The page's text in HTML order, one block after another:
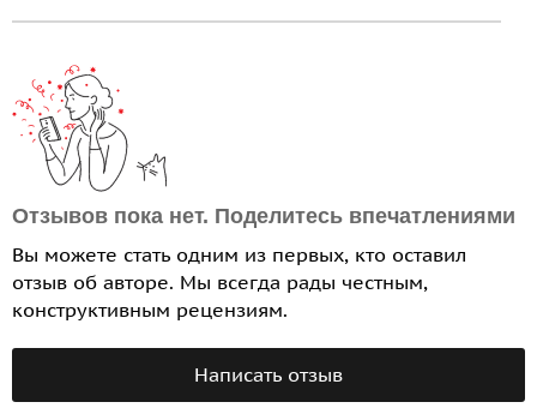
Отзывов пока нет. Поделитесь впечатлениями
Вы можете стать одним из первых, кто оставил
отзыв об авторе. Мы всегда рады честным,
конструктивным рецензиям.
Написать отзыв